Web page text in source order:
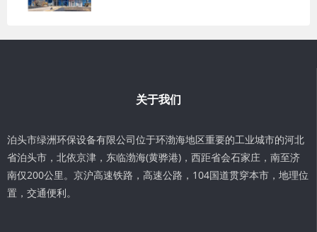
关于我们
泊头市绿洲环保设备有限公司位于环渤海地区重要的工业城市的河北
省泊头市，北依京津，东临渤海(黄骅港)，西距省会石家庄，南至济
南仅200公里。京沪高速铁路，高速公路，104国道贯穿本市，地理位
置，交通便利。